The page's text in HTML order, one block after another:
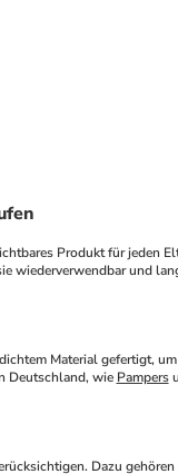
Produkt für jeden
und
Deutschland, wie Pampers